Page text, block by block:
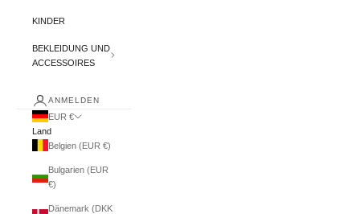
KINDER
BEKLEIDUNG UND
ACCESSOIRES
ANMELDEN
EUR €
Land
Belgien (EUR €)
Bulgarien (EUR
€)
Dänemark (DKK